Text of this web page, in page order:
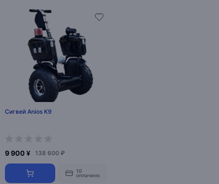
Сигвей Anios K9
9 900 ¥ 138 600 ₽
10
оплачено